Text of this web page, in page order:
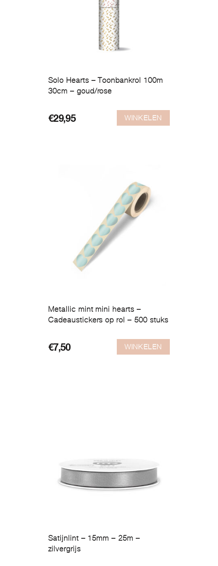
Solo Hearts – Toonbankrol 100m
30cm – goud/rose
€29,95 WINKELEN
Metallic mint mini hearts –
Cadeaustickers op rol – 500 stuks
€7,50 WINKELEN
Satijnlint – 15mm – 25m –
zilvergrijs